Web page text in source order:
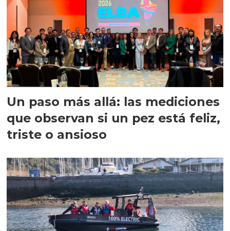
Un paso más allá: las mediciones
que observan si un pez está feliz,
triste o ansioso